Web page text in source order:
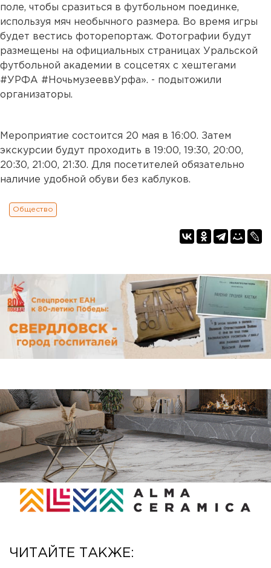
поле, чтобы сразиться в футбольном поединке,
используя мяч необычного размера. Во время игры
будет вестись фоторепортаж. Фотографии будут
размещены на официальных страницах Уральской
футбольной академии в соцсетях с хештегами
#УРФА #НочьмузееввУрфа». - подытожили
организаторы.
Мероприятие состоится 20 мая в 16:00. Затем
экскурсии будут проходить в 19:00, 19:30, 20:00,
20:30, 21:00, 21:30. Для посетителей обязательно
наличие удобной обуви без каблуков.
Общество
ЧИТАЙТЕ ТАКЖЕ: